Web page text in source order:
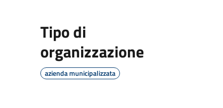
Tipo di
organizzazione
azienda municipalizzata